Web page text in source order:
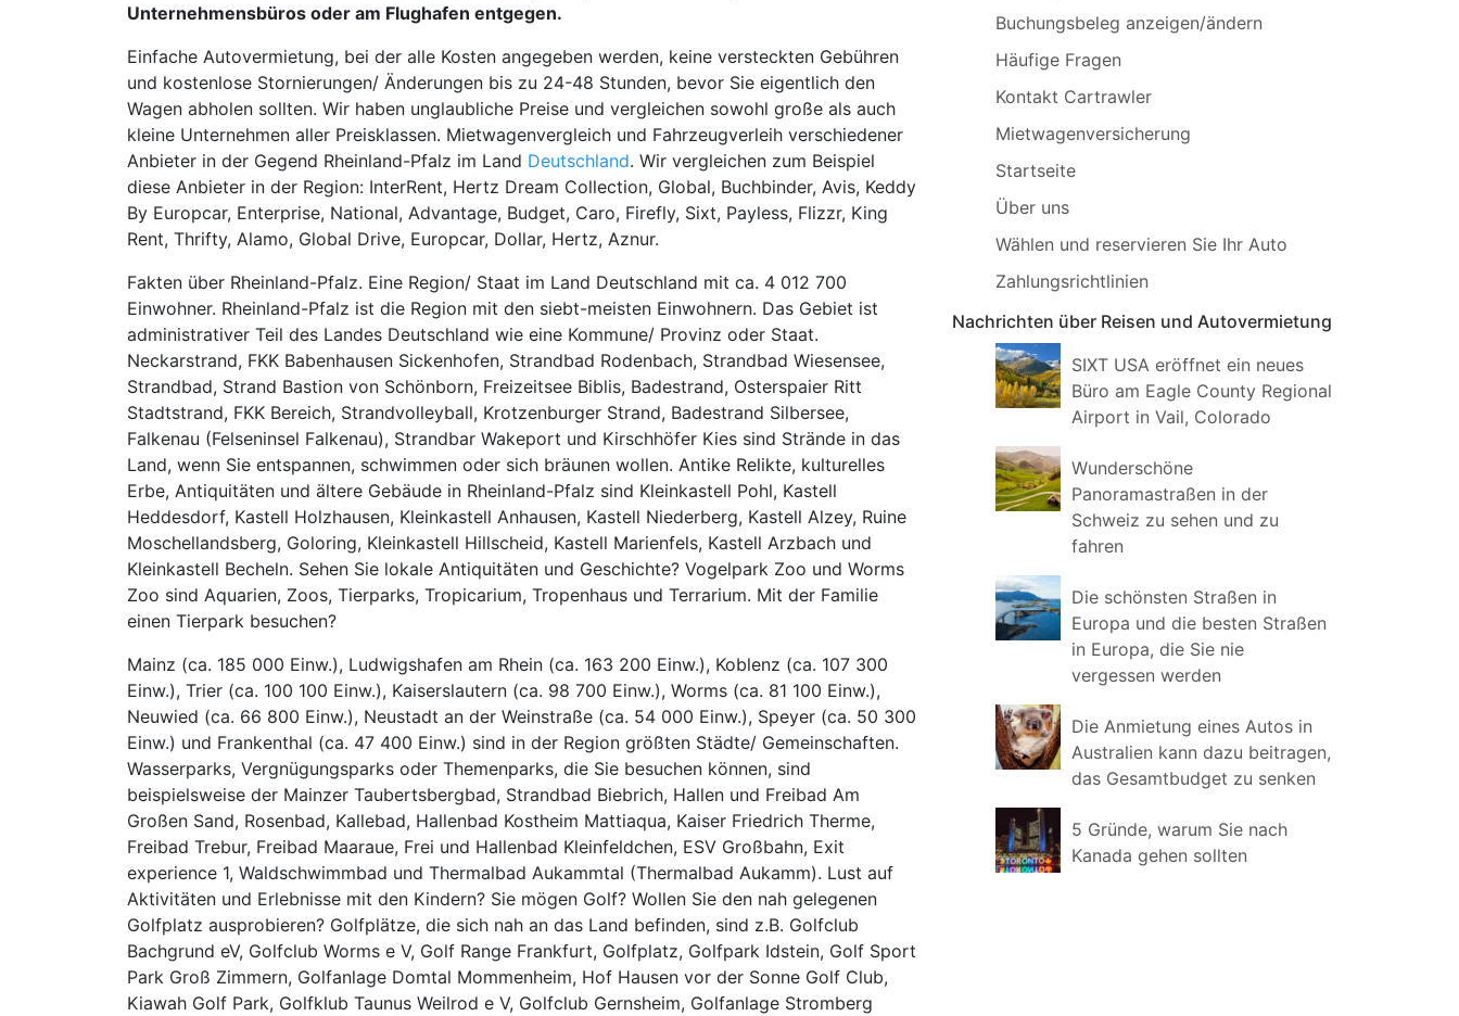
Unternehmensbüros oder am Flughafen entgegen.
Einfache Autovermietung, bei der alle Kosten angegeben werden, keine versteckten Gebühren
und kostenlose Stornierungen/ Änderungen bis zu 24-48 Stunden, bevor Sie eigentlich den
Wagen abholen sollten. Wir haben unglaubliche Preise und vergleichen sowohl große als auch
kleine Unternehmen aller Preisklassen. Mietwagenvergleich und Fahrzeugverleih verschiedener
Anbieter in der Gegend Rheinland-Pfalz im Land Deutschland. Wir vergleichen zum Beispiel
diese Anbieter in der Region: InterRent, Hertz Dream Collection, Global, Buchbinder, Avis, Keddy
By Europcar, Enterprise, National, Advantage, Budget, Caro, Firefly, Sixt, Payless, Flizzr, King
Rent, Thrifty, Alamo, Global Drive, Europcar, Dollar, Hertz, Aznur.
Fakten über Rheinland-Pfalz. Eine Region/ Staat im Land Deutschland mit ca. 4 012 700
Einwohner. Rheinland-Pfalz ist die Region mit den siebt-meisten Einwohnern. Das Gebiet ist
administrativer Teil des Landes Deutschland wie eine Kommune/ Provinz oder Staat.
Neckarstrand, FKK Babenhausen Sickenhofen, Strandbad Rodenbach, Strandbad Wiesensee,
Strandbad, Strand Bastion von Schönborn, Freizeitsee Biblis, Badestrand, Osterspaier Ritt
Stadtstrand, FKK Bereich, Strandvolleyball, Krotzenburger Strand, Badestrand Silbersee,
Falkenau (Felseninsel Falkenau), Strandbar Wakeport und Kirschhöfer Kies sind Strände in das
Land, wenn Sie entspannen, schwimmen oder sich bräunen wollen. Antike Relikte, kulturelles
Erbe, Antiquitäten und ältere Gebäude in Rheinland-Pfalz sind Kleinkastell Pohl, Kastell
Heddesdorf, Kastell Holzhausen, Kleinkastell Anhausen, Kastell Niederberg, Kastell Alzey, Ruine
Moschellandsberg, Goloring, Kleinkastell Hillscheid, Kastell Marienfels, Kastell Arzbach und
Kleinkastell Becheln. Sehen Sie lokale Antiquitäten und Geschichte? Vogelpark Zoo und Worms
Zoo sind Aquarien, Zoos, Tierparks, Tropicarium, Tropenhaus und Terrarium. Mit der Familie
einen Tierpark besuchen?
Mainz (ca. 185 000 Einw.), Ludwigshafen am Rhein (ca. 163 200 Einw.), Koblenz (ca. 107 300
Einw.), Trier (ca. 100 100 Einw.), Kaiserslautern (ca. 98 700 Einw.), Worms (ca. 81 100 Einw.),
Neuwied (ca. 66 800 Einw.), Neustadt an der Weinstraße (ca. 54 000 Einw.), Speyer (ca. 50 300
Einw.) und Frankenthal (ca. 47 400 Einw.) sind in der Region größten Städte/ Gemeinschaften.
Wasserparks, Vergnügungsparks oder Themenparks, die Sie besuchen können, sind
beispielsweise der Mainzer Taubertsbergbad, Strandbad Biebrich, Hallen und Freibad Am
Großen Sand, Rosenbad, Kallebad, Hallenbad Kostheim Mattiaqua, Kaiser Friedrich Therme,
Freibad Trebur, Freibad Maaraue, Frei und Hallenbad Kleinfeldchen, ESV Großbahn, Exit
experience 1, Waldschwimmbad und Thermalbad Aukammtal (Thermalbad Aukamm). Lust auf
Aktivitäten und Erlebnisse mit den Kindern? Sie mögen Golf? Wollen Sie den nah gelegenen
Golfplatz ausprobieren? Golfplätze, die sich nah an das Land befinden, sind z.B. Golfclub
Bachgrund eV, Golfclub Worms e V, Golf Range Frankfurt, Golfplatz, Golfpark Idstein, Golf Sport
Park Groß Zimmern, Golfanlage Domtal Mommenheim, Hof Hausen vor der Sonne Golf Club,
Kiawah Golf Park, Golfklub Taunus Weilrod e V, Golfclub Gernsheim, Golfanlage Stromberg
Buchungsbeleg anzeigen/ändern
Häufige Fragen
Kontakt Cartrawler
Mietwagenversicherung
Startseite
Über uns
Wählen und reservieren Sie Ihr Auto
Zahlungsrichtlinien
Nachrichten über Reisen und Autovermietung
SIXT USA eröffnet ein neues
Büro am Eagle County Regional
Airport in Vail, Colorado
Wunderschöne
Panoramastraßen in der
Schweiz zu sehen und zu
fahren
Die schönsten Straßen in
Europa und die besten Straßen
in Europa, die Sie nie
vergessen werden
Die Anmietung eines Autos in
Australien kann dazu beitragen,
das Gesamtbudget zu senken
5 Gründe, warum Sie nach
Kanada gehen sollten